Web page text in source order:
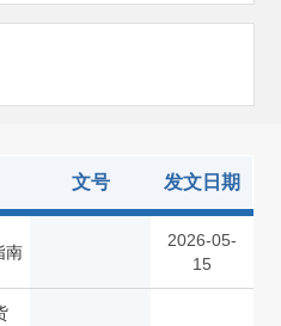
文号 发文日期
南
2026-05-
15